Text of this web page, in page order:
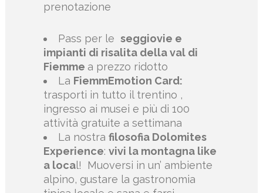
prenotazione
Pass per le seggiovie e
impianti di risalita della val di
Fiemme a prezzo ridotto
La FiemmEmotion Card:
trasporti in tutto il trentino ,
ingresso ai musei e più di 100
attività gratuite a settimana
La nostra filosofia Dolomites
Experience: vivi la montagna like
a local!
Muoversi in un’ ambiente
alpino, gustare la gastronomia